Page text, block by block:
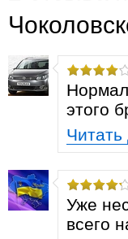
этого
Читать
Уже
всего